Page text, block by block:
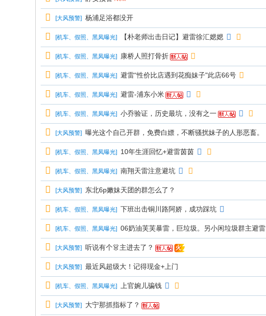
[大风预警] 杨浦足浴都没开
[机车、假照、黑凤曝光] 【朴老师出击日记】避雷徐汇媤媤
[机车、假照、黑凤曝光] 康桥人照打骨折
[机车、假照、黑凤曝光] 避雷“性价比店遇到花痴妹子"此店66号
[机车、假照、黑凤曝光] 避雷-浦东小米
[机车、假照、黑凤曝光] 小乔验证，历史最坑，没有之一
[大风预警] 曝光这个自己开群，免费白嫖，不断骚扰妹子的人形恶畜。
[机车、假照、黑凤曝光] 10年生涯回忆+避雷茵茵
[机车、假照、黑凤曝光] 南翔天雷注意避坑
[大风预警] 东北6p嫩妹天团的群怎么了？
[机车、假照、黑凤曝光] 下班出击铜川路阿娇，成功踩坑
[机车、假照、黑凤曝光] 06奶油芙芙暴雷，巨垃圾。另小闲垃圾群主避雷
[大风预警] 听说有个👗主进去了？ 火
[大风预警] 最近风超级大！记得现金+上门
[机车、假照、黑凤曝光] 上官婉儿骗钱
[大风预警] 大宁那抓指标了？